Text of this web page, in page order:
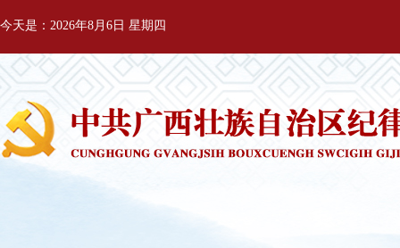
今天是：2026年8月6日 星期四